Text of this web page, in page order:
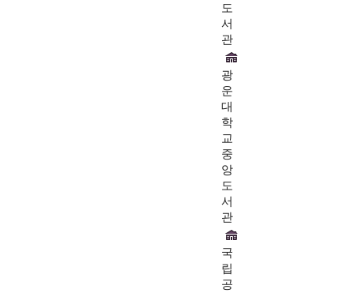
도
서
관
광
운
대
학
교
중
앙
도
서
관
국
립
공